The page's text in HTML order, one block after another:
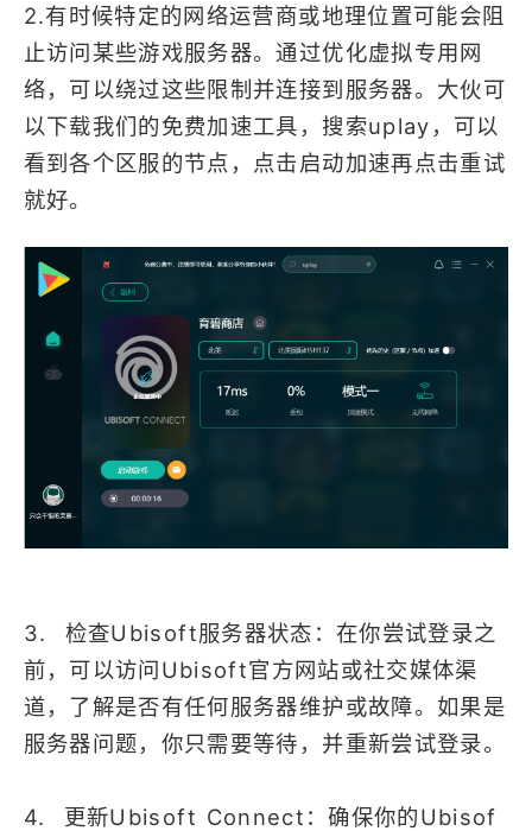
2.有时候特定的网络运营商或地理位置可能会阻
止访问某些游戏服务器。通过优化虚拟专用网
络，可以绕过这些限制并连接到服务器。大伙可
以下载我们的免费加速工具，搜索uplay，可以
看到各个区服的节点，点击启动加速再点击重试
就好。
3. 检查Ubisoft服务器状态：在你尝试登录之
前，可以访问Ubisoft官方网站或社交媒体渠
道，了解是否有任何服务器维护或故障。如果是
服务器问题，你只需要等待，并重新尝试登录。
4. 更新Ubisoft Connect：确保你的Ubisof